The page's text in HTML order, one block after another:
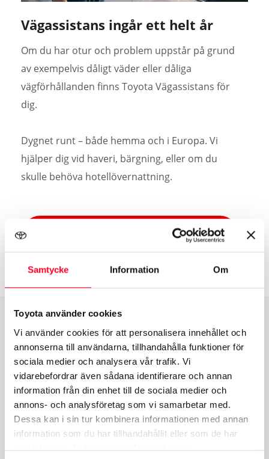
Samtycke Information Om
Toyota använder cookies
Vi använder cookies för att personalisera innehållet och
annonserna till användarna, tillhandahålla funktioner för
sociala medier och analysera vår trafik. Vi
vidarebefordrar även sådana identifierare och annan
information från din enhet till de sociala medier och
annons- och analysföretag som vi samarbetar med.
Dessa kan i sin tur kombinera informationen med annan
information som du har tillhandahållit eller som de har
samlat in när du har använt deras tjänster.
Vägassistans ingår ett helt år
Om du har otur och problem uppstår på grund
av exempelvis dåligt väder eller dåliga
vägförhållanden finns Toyota Vägassistans för
dig.
Dygnet runt – både hemma och i Europa. Vi
hjälper dig vid haveri, bärgning, eller om du
skulle behöva hotellövernattning.
Mer om Vägassistans